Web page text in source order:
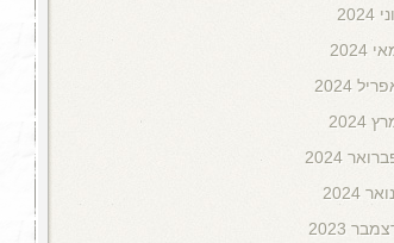
2024
2024
2024
2024
2024
2024
2023